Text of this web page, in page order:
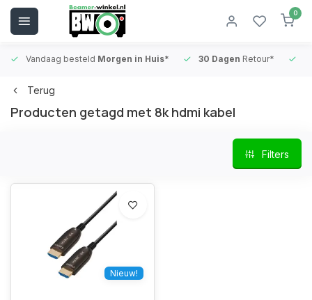
0
Vandaag besteld Morgen in Huis* 30 Dagen Retour*
Terug
Producten getagd met 8k hdmi kabel
Filters
Nieuw!